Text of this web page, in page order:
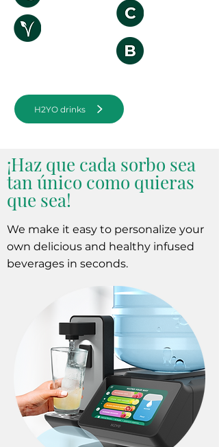
H2YO drinks
¡Haz que cada sorbo sea
tan único como quieras
que sea!
We make it easy to personalize your
own delicious and healthy infused
beverages in seconds.